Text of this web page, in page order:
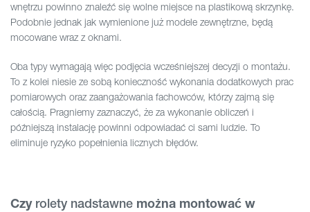
wnętrzu powinno znaleźć się wolne miejsce na plastikową skrzynkę.
Podobnie jednak jak wymienione już modele zewnętrzne, będą
mocowane wraz z oknami.
Oba typy wymagają więc podjęcia wcześniejszej decyzji o montażu.
To z kolei niesie ze sobą konieczność wykonania dodatkowych prac
pomiarowych oraz zaangażowania fachowców, którzy zajmą się
całością. Pragniemy zaznaczyć, że za wykonanie obliczeń i
późniejszą instalację powinni odpowiadać ci sami ludzie. To
eliminuje ryzyko popełnienia licznych błędów.
Czy rolety nadstawne można montować w